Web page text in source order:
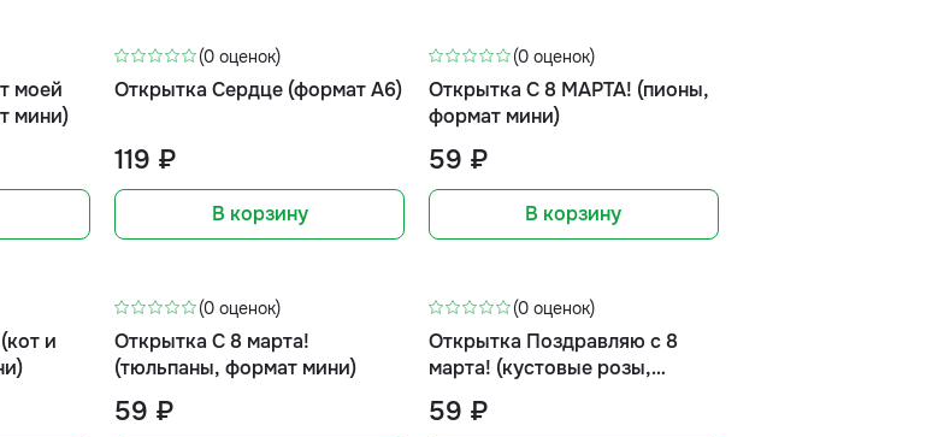
моей
мини)
(0 оценок)
Открытка Сердце (формат А6)
119 ₽
В корзину
(0 оценок)
Открытка С 8 МАРТА! (пионы,
формат мини)
59 ₽
В корзину
и
(0 оценок)
Открытка С 8 марта!
(тюльпаны, формат мини)
59 ₽
(0 оценок)
Открытка Поздравляю с 8
марта! (кустовые розы,
59 ₽